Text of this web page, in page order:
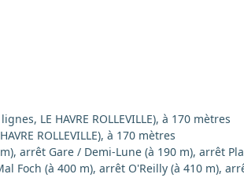
LE HAVRE ROLLEVILLE), à 170 mètres
ROLLEVILLE), à 170 mètres
arrêt Gare / Demi-Lune (à 190 m), arrêt
Foch (à 400 m), arrêt O'Reilly (à 410 m),